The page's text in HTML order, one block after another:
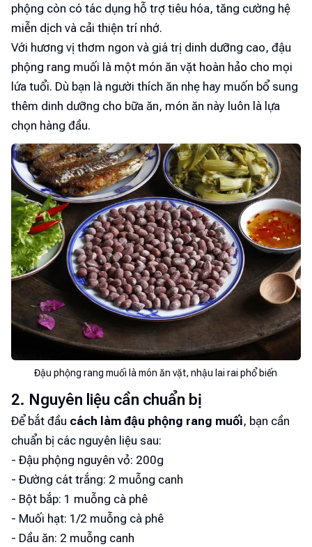
phộng còn có tác dụng hỗ trợ tiêu hóa, tăng cường hệ
miễn dịch và cải thiện trí nhớ.
Với hương vị thơm ngon và giá trị dinh dưỡng cao, đậu
phộng rang muối là một món ăn vặt hoàn hảo cho mọi
lứa tuổi. Dù bạn là người thích ăn nhẹ hay muốn bổ sung
thêm dinh dưỡng cho bữa ăn, món ăn này luôn là lựa
chọn hàng đầu.
Đậu phộng rang muối là món ăn vặt, nhậu lai rai phổ biến
2. Nguyên liệu cần chuẩn bị
Để bắt đầu cách làm đậu phộng rang muối, bạn cần
chuẩn bị các nguyên liệu sau:
- Đậu phộng nguyên vỏ: 200g
- Đường cát trắng: 2 muỗng canh
- Bột bắp: 1 muỗng cà phê
- Muối hạt: 1/2 muỗng cà phê
- Dầu ăn: 2 muỗng canh